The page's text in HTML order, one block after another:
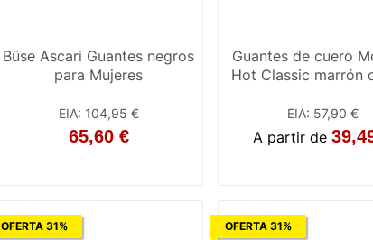
Büse Ascari Guantes negros
para Mujeres
EIA:104,95 €
65,60 €
Guantes de cuero
Hot Classic marrón
EIA:57,90 €
A partir de
OFERTA 31% OFERTA 31%